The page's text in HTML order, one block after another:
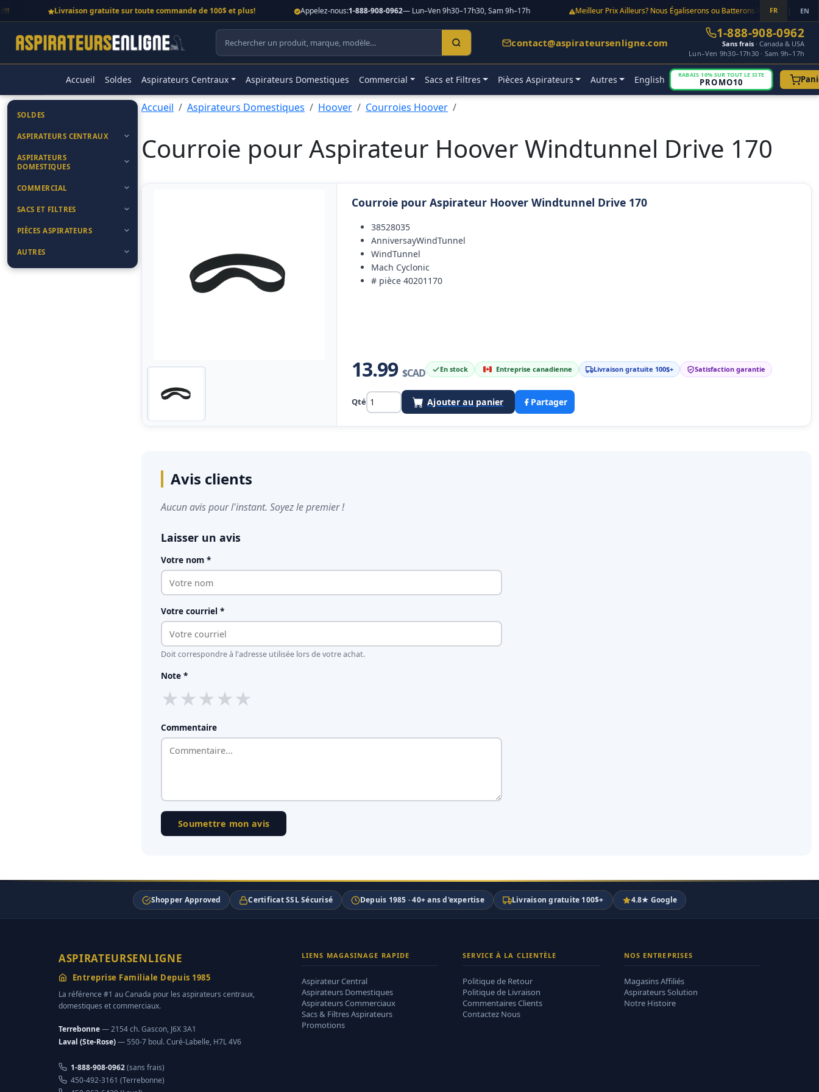
Livraison gratuite sur toute commande de 100$ et plus! Appelez-nous:1-888-908-0962— Lun–Ven 9h30–17h30, Sam 9h–17h Meilleur Prix Ailleurs? Nous Égaliserons ou Batterons le Prix Point Final!
FR | EN
contact@aspirateursenligne.com
1-888-908-0962
Sans frais· Canada & USA
Lun–Ven 9h30–17h30 · Sam 9h–17h
Accueil Soldes Aspirateurs Centraux Aspirateurs Domestiques Commercial Sacs et Filtres Pièces Aspirateurs Autres English RABAIS 10% SUR TOUT LE SITE
PROMO10
SOLDES
ASPIRATEURS CENTRAUX
ASPIRATEURS
DOMESTIQUES
COMMERCIAL
SACS ET FILTRES
PIÈCES ASPIRATEURS
AUTRES
Accueil Aspirateurs Domestiques Hoover Courroies Hoover
Courroie pour Aspirateur Hoover Windtunnel Drive 170
Courroie pour Aspirateur Hoover Windtunnel Drive 170
38528035
AnniversayWindTunnel
WindTunnel
Mach Cyclonic
# pièce 40201170
13.99$CAD En stock Entreprise canadienne Livraison gratuite 100$+ Satisfaction garantie
Qté Ajouter au panier Partager
Avis clients
Aucun avis pour l'instant. Soyez le premier !
Laisser un avis
Votre nom *
Votre courriel *
Doit correspondre à l'adresse utilisée lors de votre achat.
Note *
★ ★ ★ ★ ★
Commentaire
Soumettre mon avis
Shopper Approved Certificat SSL Sécurisé Depuis 1985 · 40+ ans d'expertise Livraison gratuite 100$+ 4.8★ Google
ASPIRATEURSENLIGNE
Entreprise Familiale Depuis 1985
La référence #1 au Canada pour les aspirateurs centraux,
domestiques et commerciaux.
Terrebonne— 2154 ch. Gascon, J6X 3A1
Laval (Ste-Rose)— 550-7 boul. Curé-Labelle, H7L 4V6
1-888-908-0962(sans frais)
450-492-3161 (Terrebonne)
LIENS MAGASINAGE RAPIDE
Aspirateur Central
Aspirateurs Domestiques
Aspirateurs Commerciaux
Sacs & Filtres Aspirateurs
Promotions
SERVICE À LA CLIENTÈLE
Politique de Retour
Politique de Livraison
Commentaires Clients
Contactez Nous
NOS ENTREPRISES
Magasins Affiliés
Aspirateurs Solution
Notre Histoire